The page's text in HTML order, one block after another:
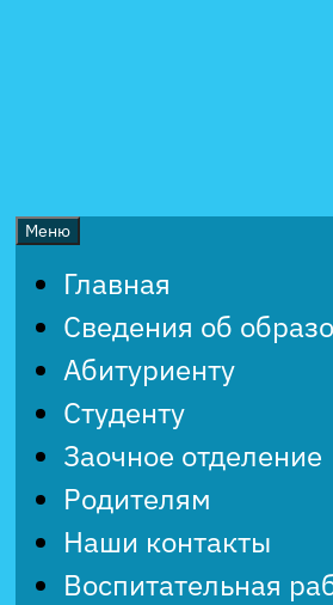
Меню
Главная
Сведения об
Абитуриенту
Студенту
Заочное отделение
Родителям
Наши контакты
Воспитательная